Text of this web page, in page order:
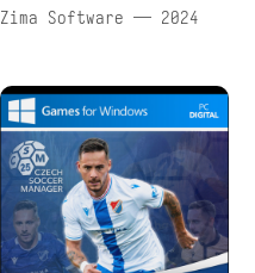
Zima Software — 2024